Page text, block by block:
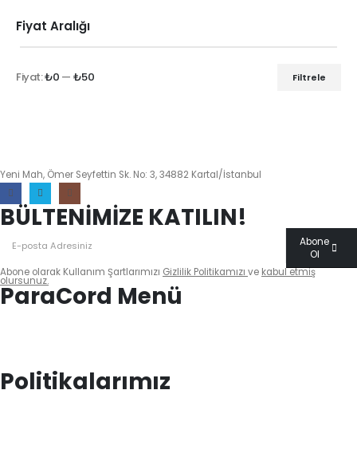
Fiyat Aralığı
Filtrele
Fiyat:₺0 — ₺50
Yeni Mah, Ömer Seyfettin Sk. No: 3, 34882 Kartal/İstanbul
BÜLTENİMİZE KATILIN!
Abone
Ol
Abone olarak Kullanım Şartlarımızı Gizlilik Politikamızı ve kabul etmiş
olursunuz.
ParaCord Menü
Politikalarımız